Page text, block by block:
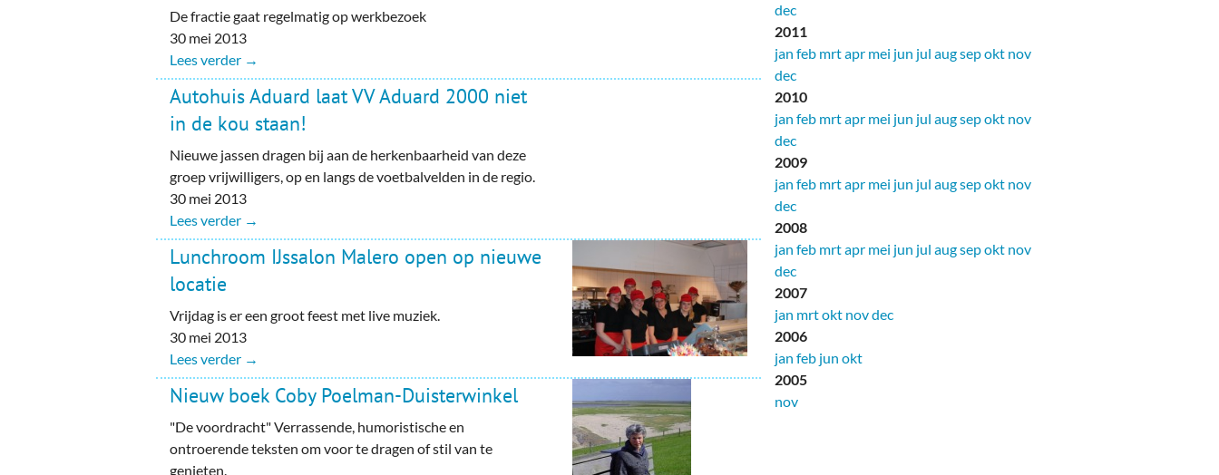
De fractie gaat regelmatig op werkbezoek
30 mei 2013
Lees verder →
Autohuis Aduard laat VV Aduard 2000 niet
in de kou staan!
Nieuwe jassen dragen bij aan de herkenbaarheid van deze
groep vrijwilligers, op en langs de voetbalvelden in de regio.
30 mei 2013
Lees verder →
Lunchroom IJssalon Malero open op nieuwe
locatie
Vrijdag is er een groot feest met live muziek.
30 mei 2013
Lees verder →
Nieuw boek Coby Poelman-Duisterwinkel
"De voordracht" Verrassende, humoristische en
ontroerende teksten om voor te dragen of stil van te
genieten.
dec
2011
jan feb mrtapr mei jun jul augsepokt nov
dec
2010
jan feb mrtapr mei jun jul augsepokt nov
dec
2009
jan feb mrtapr mei jun jul augsepokt nov
dec
2008
jan feb mrtapr mei jun jul augsepokt nov
dec
2007
jan mrtokt novdec
2006
jan feb jun okt
2005
nov